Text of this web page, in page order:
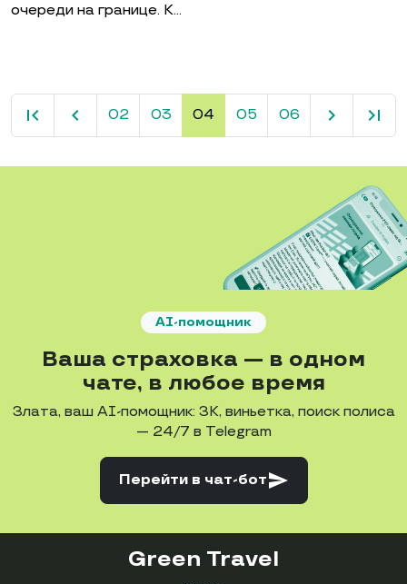
очереди на границе. К…
first_page keyboard_arrow_left 02 03 04 05 06 keyboard_arrow_right last_page
AI-помощник
Ваша страховка — в одном
чате, в любое время
Злата, ваш AI-помощник: ЗК, виньетка, поиск полиса
— 24/7 в Telegram
Перейти в чат-ботsend
Green Travel